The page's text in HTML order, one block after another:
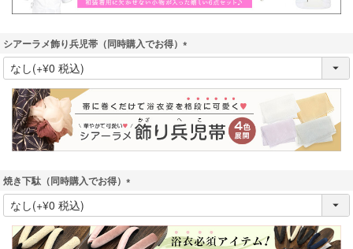
シアーラメ飾り兵児帯（同時購入でお得）
(
必
須
)
焼き下駄（同時購入でお得）
(
必
須
)